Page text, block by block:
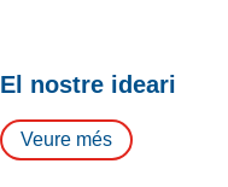
El nostre ideari
Veure més